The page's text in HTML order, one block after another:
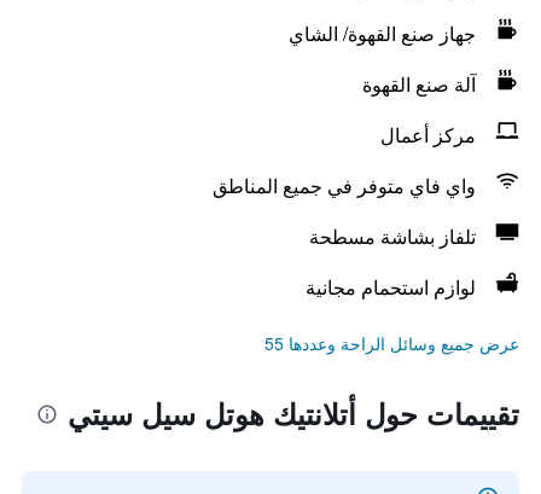
جهاز صنع القهوة/ الشاي
آلة صنع القهوة
مركز أعمال
واي فاي متوفر في جميع المناطق
تلفاز بشاشة مسطحة
لوازم استحمام مجانية
عرض جميع وسائل الراحة وعددها 55
تقييمات حول أتلانتيك هوتل سيل سيتي